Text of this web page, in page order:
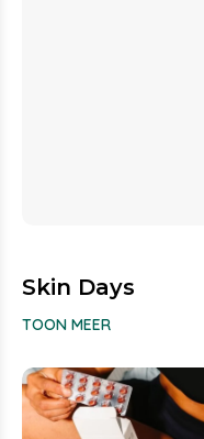
Skin Days
TOON MEER